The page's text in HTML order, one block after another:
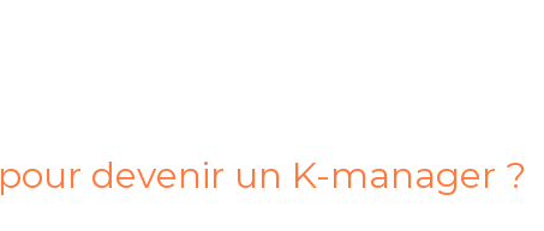
devenir un K-manager ?